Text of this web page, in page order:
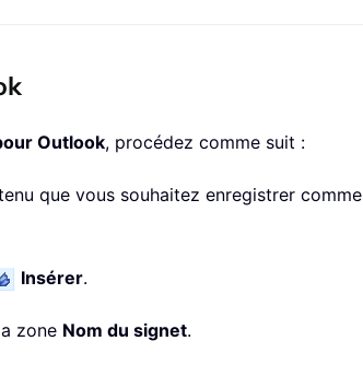
Outlook, procédez comme suit :
que vous souhaitez enregistrer comme
Insérer.
zone Nom du signet.